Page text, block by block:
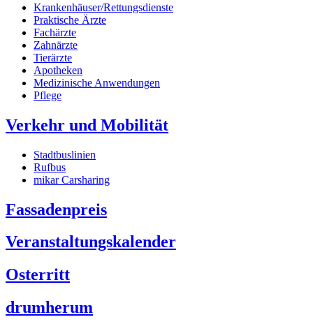
Krankenhäuser/Rettungsdienste
Praktische Ärzte
Fachärzte
Zahnärzte
Tierärzte
Apotheken
Medizinische Anwendungen
Pflege
Verkehr und Mobilität
Stadtbuslinien
Rufbus
mikar Carsharing
Fassadenpreis
Veranstaltungskalender
Osterritt
drumherum